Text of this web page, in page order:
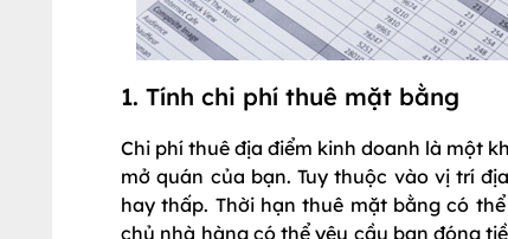
1. Tính chi phí thuê mặt bằng
Chi phí thuê địa điểm kinh doanh là một
mở quán của bạn. Tuy thuộc vào vị trí
hay thấp. Thời hạn thuê mặt bằng có
chủ nhà hàng có thể yêu cầu bạn đóng